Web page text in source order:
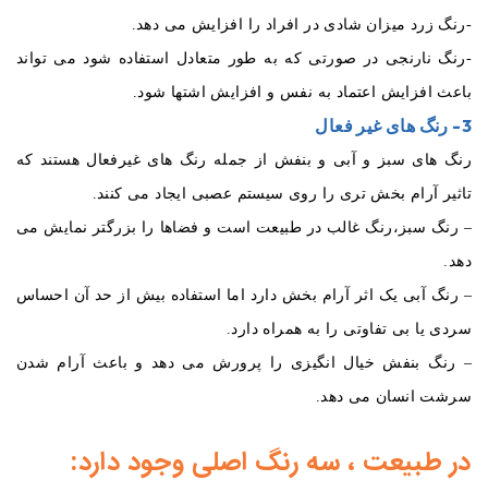
-رنگ زرد میزان شادی در افراد را افزایش می دهد.
-رنگ نارنجی در صورتی که به طور متعادل استفاده شود می تواند
باعث افزایش اعتماد به نفس و افزایش اشتها شود.
3- رنگ های غیر فعال
رنگ های سبز و آبی و بنفش از جمله رنگ های غیرفعال هستند که
تاثیر آرام بخش تری را روی سیستم عصبی ایجاد می کنند.
– رنگ سبز،رنگ غالب در طبیعت است و فضاها را بزرگتر نمایش می
دهد.
– رنگ آبی یک اثر آرام بخش دارد اما استفاده بیش از حد آن احساس
سردی یا بی تفاوتی را به همراه دارد.
– رنگ بنفش خیال انگیزی را پرورش می دهد و باعث آرام شدن
سرشت انسان می دهد.
در طبیعت ، سه رنگ اصلی وجود دارد: